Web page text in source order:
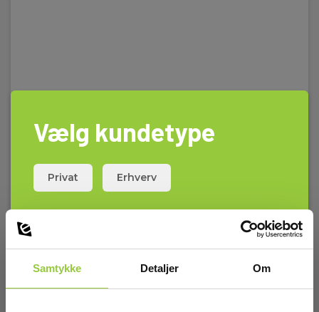
Samtykke Detaljer Om
Vælg kundetype
Privat Erhverv